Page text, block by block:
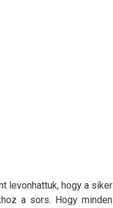
levonhattuk, hogy a siker
a sors. Hogy minden